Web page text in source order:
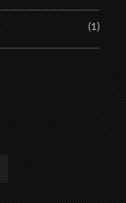
(1)